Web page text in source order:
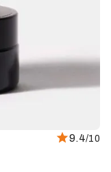
9.4/10